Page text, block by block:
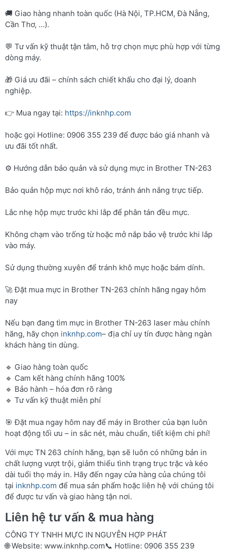
🚚 Giao hàng nhanh toàn quốc (Hà Nội, TP.HCM, Đà Nẵng,
Cần Thơ, …).
💬 Tư vấn kỹ thuật tận tâm, hỗ trợ chọn mực phù hợp với từng
dòng máy.
🎁 Giá ưu đãi – chính sách chiết khấu cho đại lý, doanh
nghiệp.
👉 Mua ngay tại: https://inknhp.com
hoặc gọi Hotline: 0906 355 239 để được báo giá nhanh và
ưu đãi tốt nhất.
⚙️ Hướng dẫn bảo quản và sử dụng mực in Brother TN-263
Bảo quản hộp mực nơi khô ráo, tránh ánh nắng trực tiếp.
Lắc nhẹ hộp mực trước khi lắp để phân tán đều mực.
Không chạm vào trống từ hoặc mở nắp bảo vệ trước khi lắp
vào máy.
Sử dụng thường xuyên để tránh khô mực hoặc bám dính.
🚀 Đặt mua mực in Brother TN-263 chính hãng ngay hôm
nay
Nếu bạn đang tìm mực in Brother TN-263 laser màu chính
hãng, hãy chọn inknhp.com– địa chỉ uy tín được hàng ngàn
khách hàng tin dùng.
🔹 Giao hàng toàn quốc
🔹 Cam kết hàng chính hãng 100%
🔹 Bảo hành – hóa đơn rõ ràng
🔹 Tư vấn kỹ thuật miễn phí
🎯 Đặt mua ngay hôm nay để máy in Brother của bạn luôn
hoạt động tối ưu – in sắc nét, màu chuẩn, tiết kiệm chi phí!
Với mực TN 263 chính hãng, bạn sẽ luôn có những bản in
chất lượng vượt trội, giảm thiểu tình trạng trục trặc và kéo
dài tuổi thọ máy in. Hãy đến ngay cửa hàng của chúng tôi
tại inknhp.com để mua sản phẩm hoặc liên hệ với chúng tôi
để được tư vấn và giao hàng tận nơi.
Liên hệ tư vấn & mua hàng
CÔNG TY TNHH MỰC IN NGUYỄN HỢP PHÁT
🌐 Website: www.inknhp.com📞 Hotline: 0906 355 239